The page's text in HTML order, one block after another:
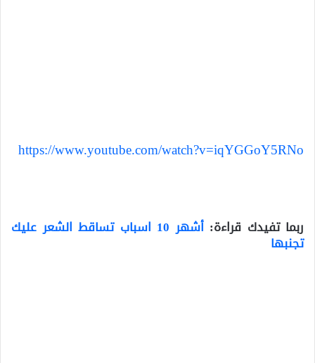
https://www.youtube.com/watch?v=iqYGGoY5RNo
ربما تفيدك قراءة: أشهر 10 اسباب تساقط الشعر عليك
تجنبها